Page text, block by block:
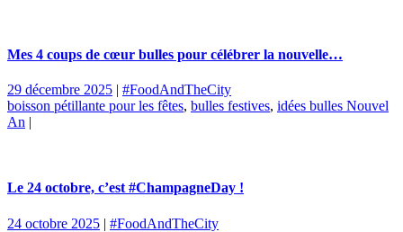
Mes 4 coups de cœur bulles pour célébrer la nouvelle…
29 décembre 2025 | #FoodAndTheCity
boisson pétillante pour les fêtes, bulles festives, idées bulles Nouvel
An |
Le 24 octobre, c’est #ChampagneDay !
24 octobre 2025 | #FoodAndTheCity